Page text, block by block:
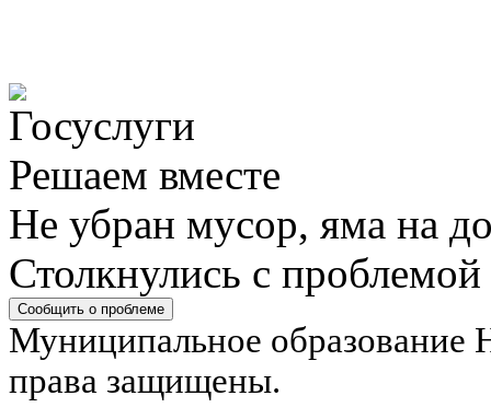
Решаем вместе
Не убран мусор, яма на
Столкнулись с
Сообщить о проблеме
Муниципальное образование
права защищены.